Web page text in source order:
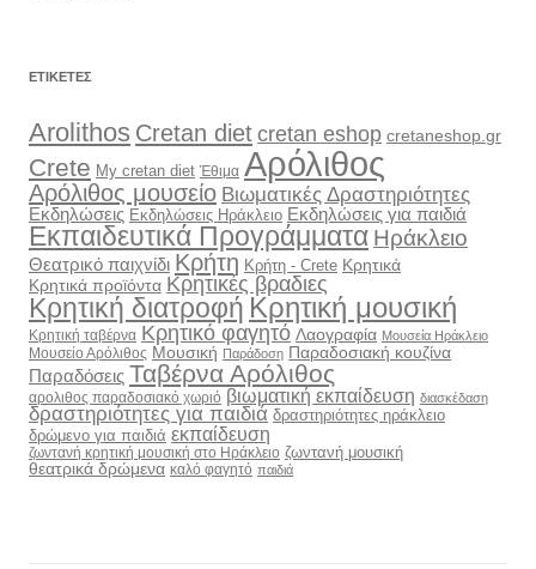
ΕΤΙΚΈΤΕΣ
Arolithos Cretan dietcretan eshop cretaneshop.gr
Crete My cretan diet Έθιμα Αρόλιθος
Αρόλιθος μουσείο Βιωματικές Δραστηριότητες
Εκδηλώσεις Εκδηλώσεις Ηράκλειο Εκδηλώσεις για παιδιά
Εκπαιδευτικά Προγράμματα Ηράκλειο
Θεατρικό παιχνίδι Κρήτη Κρήτη - Crete Κρητικά
Κρητικά προϊόντα Κρητικές βραδιες
Κρητική διατροφή Κρητική μουσική
Κρητική ταβέρνα Κρητικό φαγητό Λαογραφία Μουσεία Ηράκλειο
Μουσείο Αρόλιθος Μουσική Παράδοση Παραδοσιακή κουζίνα
Παραδόσεις Ταβέρνα Αρόλιθος
αρολιθος παραδοσιακό χωριό βιωματική εκπαίδευση διασκέδαση
δραστηριότητες για παιδιά δραστηριότητες ηράκλειο
δρώμενο για παιδιά εκπαίδευση
ζωντανή κρητική μουσική στο Ηράκλειο ζωντανή μουσική
θεατρικά δρώμενα καλό φαγητό παιδιά